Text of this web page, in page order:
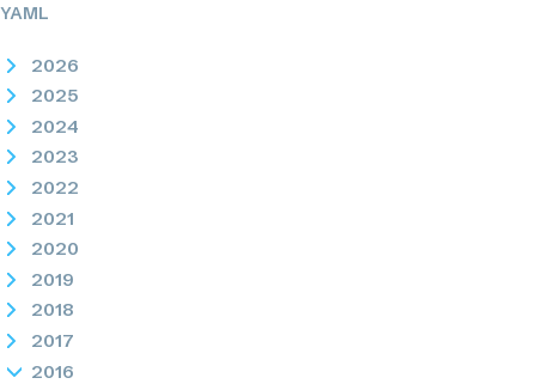
YAML
2026
2025
2024
2023
2022
2021
2020
2019
2018
2017
2016